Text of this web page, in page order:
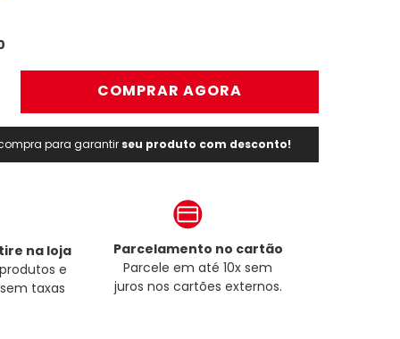
COMPRAR AGORA
para garantir seu produto com desconto!
na loja
e
taxas
Parcelamento no cartão
Parcele em até 10x sem
juros nos cartões externos.